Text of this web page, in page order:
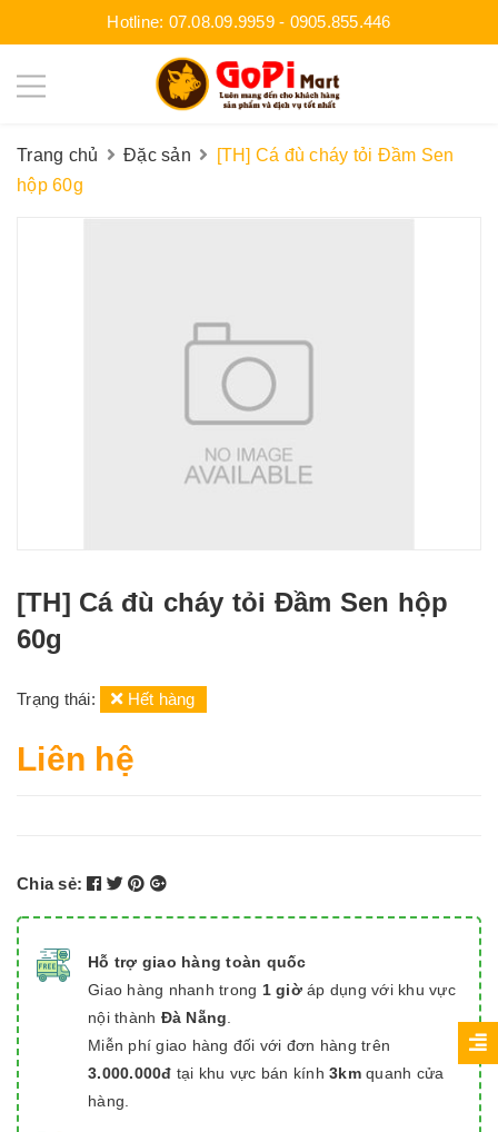
Hotline: 07.08.09.9959- 0905.855.446
Trang chủ Đặc sản
[TH] Cá đù cháy tỏi Đầm Sen
hộp 60g
[TH] Cá đù cháy tỏi Đầm Sen hộp
60g
Trạng thái: Hết hàng
Liên hệ
Chia sẻ:
Hỗ trợ giao hàng toàn quốc
Giao hàng nhanh trong 1 giờáp dụng với khu vực
nội thành Đà Nẵng
Miễn phí giao hàng đối với đơn hàng trên
3.000.000đ tại khu vực bán kính 3kmquanh cửa
hàng.